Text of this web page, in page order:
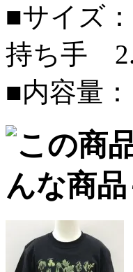
■サイズ
持ち手
■内容量